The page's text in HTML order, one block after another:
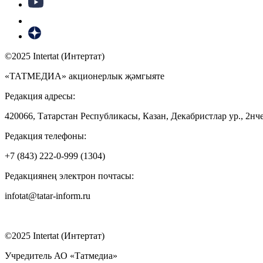
©2025 Intertat (Интертат)
«ТАТМЕДИА» акционерлык җәмгыяте
Редакция адресы:
420066, Татарстан Республикасы, Казан, Декабристлар ур.,
Редакция телефоны:
+7 (843) 222-0-999 (1304)
Редакциянең электрон почтасы:
infotat@tatar-inform.ru
©2025 Intertat (Интертат)
Учредитель АО «Татмедиа»